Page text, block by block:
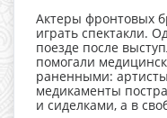
Актеры фронтовых
играть спектакли.
поезде после
помогали
раненными:
медикаменты
и сиделками, а в